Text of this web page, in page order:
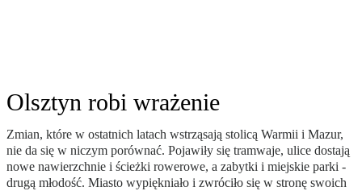
Olsztyn robi wrażenie
Zmian, które w ostatnich latach wstrząsają stolicą Warmii i Mazur,
nie da się w niczym porównać. Pojawiły się tramwaje, ulice dostają
nowe nawierzchnie i ścieżki rowerowe, a zabytki i miejskie parki -
drugą młodość. Miasto wypiękniało i zwróciło się w stronę swoich